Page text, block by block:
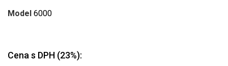
Model 6000
Cena s DPH (23%):